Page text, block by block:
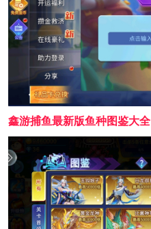
鑫游捕鱼最新版鱼种图鉴大全